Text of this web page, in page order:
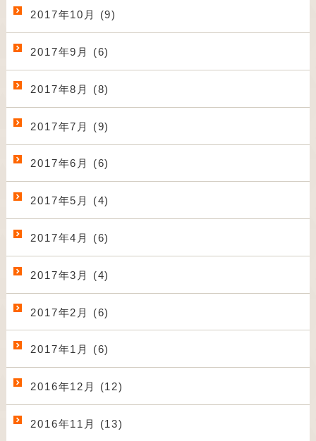
2017年10月 (9)
2017年9月 (6)
2017年8月 (8)
2017年7月 (9)
2017年6月 (6)
2017年5月 (4)
2017年4月 (6)
2017年3月 (4)
2017年2月 (6)
2017年1月 (6)
2016年12月 (12)
2016年11月 (13)